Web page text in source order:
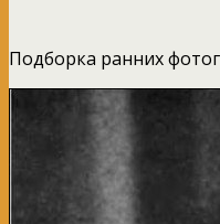
Подборка ранних